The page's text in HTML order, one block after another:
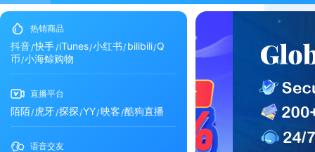
热销商品
抖音 快手 iTunes 小红书 bilibili Q
币 小海鲸购物
直播平台
陌陌 虎牙 探探 YY 映客 酷狗直播
语音交友